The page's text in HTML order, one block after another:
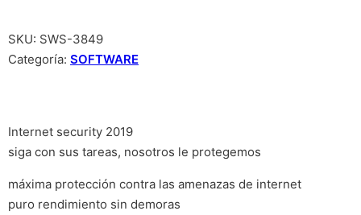
SKU: SWS-3849
Categoría: SOFTWARE
Internet security 2019
siga con sus tareas, nosotros le protegemos
máxima protección contra las amenazas de internet
puro rendimiento sin demoras